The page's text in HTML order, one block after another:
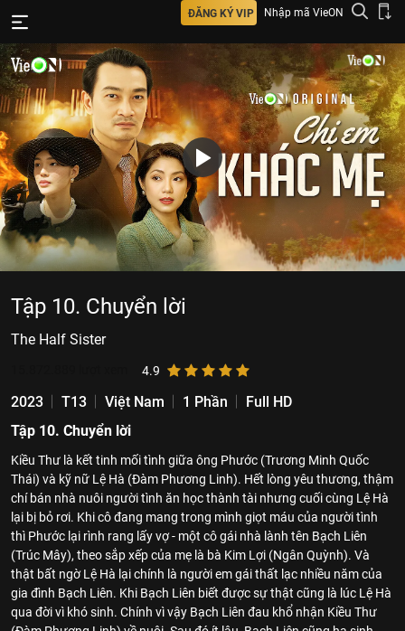
ĐĂNG KÝ VIP Nhập mã VieON
Tập 10. Chuyển lời
The Half Sister
4.9
2023 T13 Việt Nam 1 Phần
Full HD
Tập 10. Chuyển lời
Kiều Thư là kết tinh mối tình giữa ông Phước (Trương Minh Quốc
Thái) và kỹ nữ Lệ Hà (Đàm Phương Linh). Hết lòng yêu thương, thậm
chí bán nhà nuôi người tình ăn học thành tài nhưng cuối cùng Lệ Hà
lại bị bỏ rơi. Khi cô đang mang trong mình giọt máu của người tình
thì Phước lại rình rang lấy vợ - một cô gái nhà lành tên Bạch Liên
(Trúc Mây), theo sắp xếp của mẹ là bà Kim Lợi (Ngân Quỳnh). Và
thật bất ngờ Lệ Hà lại chính là người em gái thất lạc nhiều năm của
gia đình Bạch Liên. Khi Bạch Liên biết được sự thật cũng là lúc Lệ Hà
qua đời vì khó sinh. Chính vì vậy Bạch Liên đau khổ nhận Kiều Thư